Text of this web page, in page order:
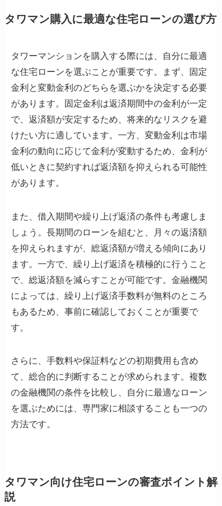
タワマン購入に最適な住宅ローンの選び方
タワーマンションを購入する際には、自分に最適
な住宅ローンを選ぶことが重要です。まず、固定
金利と変動金利のどちらを選ぶかを決定する必要
があります。固定金利は返済期間中の金利が一定
で、返済額が安定するため、将来的なリスクを避
けたい方に適しています。一方、変動金利は市場
金利の動向に応じて金利が変動するため、金利が
低いときに契約すれば返済額を抑えられる可能性
があります。
また、借入期間や繰り上げ返済の条件も考慮しま
しょう。長期間のローンを組むと、月々の返済額
を抑えられますが、総返済額が増える傾向にあり
ます。一方で、繰り上げ返済を積極的に行うこと
で、総返済額を減らすことが可能です。金融機関
によっては、繰り上げ返済手数料が無料のところ
もあるため、事前に確認しておくことが重要で
す。
さらに、手数料や保証料などの初期費用も含め
て、総合的に判断することが求められます。複数
の金融機関の条件を比較し、自分に最適なローン
を選ぶためには、専門家に相談することも一つの
方法です。
タワマン向け住宅ローンの審査ポイント解
説